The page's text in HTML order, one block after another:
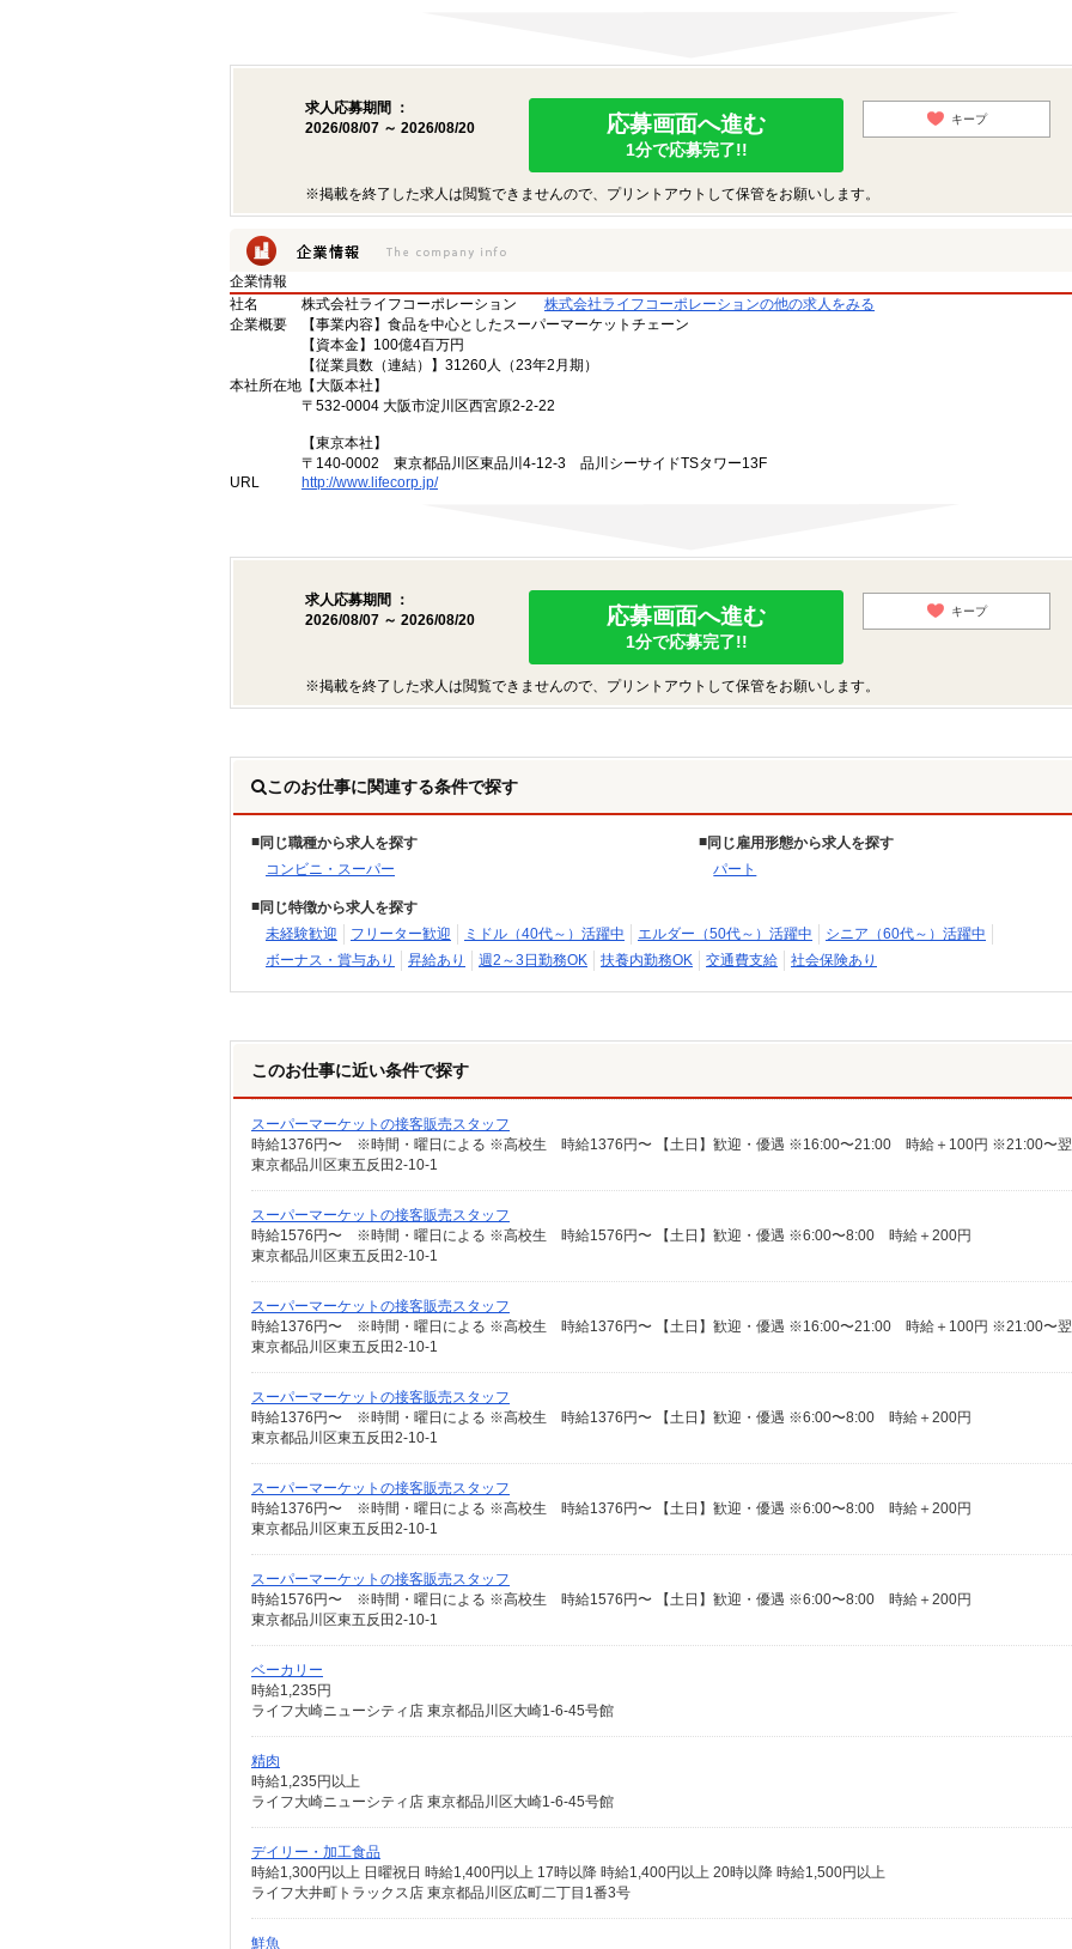
求人応募期間 ：
2026/08/07 ～ 2026/08/20
応募画面へ進む
1分で応募完了!!
キープ
※掲載を終了した求人は閲覧できませんので、プリントアウトして保管をお願いします。
企業情報
社名
株式会社ライフコーポレーション
株式会社ライフコーポレーションの他の求人をみる
企業概要
【事業内容】食品を中心としたスーパーマーケットチェーン
【資本金】100億4百万円
【従業員数（連結）】31260人（23年2月期）
本社所在地 【大阪本社】
〒532-0004 大阪市淀川区西宮原2-2-22
【東京本社】
〒140-0002 東京都品川区東品川4-12-3 品川シーサイドTSタワー13F
URL
http://www.lifecorp.jp/
求人応募期間 ：
2026/08/07 ～ 2026/08/20
応募画面へ進む
1分で応募完了!!
キープ
※掲載を終了した求人は閲覧できませんので、プリントアウトして保管をお願いします。
このお仕事に関連する条件で探す
同じ職種から求人を探す
コンビニ・スーパー
同じ雇用形態から求人を探す
パート
同じ特徴から求人を探す
未経験歓迎
フリーター歓迎 ミドル（40代～）活躍中 エルダー（50代～）活躍中
シニア（60代～）活躍中
ボーナス・賞与あり
昇給あり 週2～3日勤務OK 扶養内勤務OK 交通費支給 社会保険あり
このお仕事に近い条件で探す
スーパーマーケットの接客販売スタッフ
東京都品川区東五反田2-10-1
スーパーマーケットの接客販売スタッフ
時給1576円〜 ※時間・曜日による ※高校生 時給1576円〜 【土日】歓迎・優遇 ※6:00〜8:00 時給＋200円
東京都品川区東五反田2-10-1
スーパーマーケットの接客販売スタッフ
東京都品川区東五反田2-10-1
スーパーマーケットの接客販売スタッフ
時給1376円〜 ※時間・曜日による ※高校生 時給1376円〜 【土日】歓迎・優遇 ※6:00〜8:00 時給＋200円
東京都品川区東五反田2-10-1
スーパーマーケットの接客販売スタッフ
時給1376円〜 ※時間・曜日による ※高校生 時給1376円〜 【土日】歓迎・優遇 ※6:00〜8:00 時給＋200円
東京都品川区東五反田2-10-1
スーパーマーケットの接客販売スタッフ
時給1576円〜 ※時間・曜日による ※高校生 時給1576円〜 【土日】歓迎・優遇 ※6:00〜8:00 時給＋200円
東京都品川区東五反田2-10-1
ベーカリー
時給1,235円
ライフ大崎ニューシティ店 東京都品川区大崎1-6-45号館
精肉
時給1,235円以上
ライフ大崎ニューシティ店 東京都品川区大崎1-6-45号館
デイリー・加工食品
時給1,300円以上 日曜祝日 時給1,400円以上 17時以降 時給1,400円以上 20時以降 時給1,500円以上
ライフ大井町トラックス店 東京都品川区広町二丁目1番3号
鮮魚